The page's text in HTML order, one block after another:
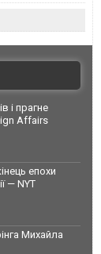
і прагне
Affairs
епохи
— NYT
Михайла